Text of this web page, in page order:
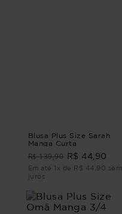
Blusa Plus Size Sarah
Manga Curta
R$ 139,90 R$ 44,90
Em até 1x de R$ 44,90 sem
juros